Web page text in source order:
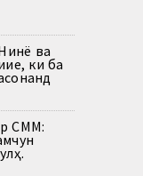
ва
ки ба
СММ: